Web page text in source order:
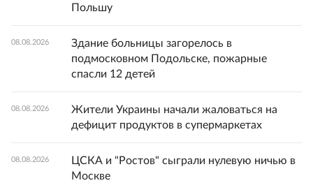
Польшу
08.08.2026
Здание больницы загорелось в
подмосковном Подольске, пожарные
спасли 12 детей
08.08.2026
Жители Украины начали жаловаться на
дефицит продуктов в супермаркетах
08.08.2026
ЦСКА и "Ростов" сыграли нулевую ничью в
Москве